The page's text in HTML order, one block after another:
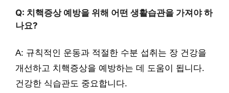
Q: 치핵증상 예방을 위해 어떤 생활습관을 가져야 하
나요?
A: 규칙적인 운동과 적절한 수분 섭취는 장 건강을
개선하고 치핵증상을 예방하는 데 도움이 됩니다.
건강한 식습관도 중요합니다.